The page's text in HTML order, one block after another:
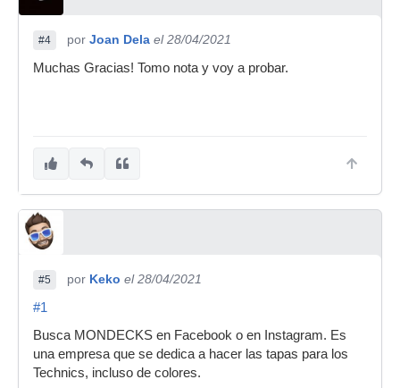
#4 por Joan Dela el 28/04/2021
Muchas Gracias! Tomo nota y voy a probar.
#5 por Keko el 28/04/2021
#1
Busca MONDECKS en Facebook o en Instagram. Es
una empresa que se dedica a hacer las tapas para los
Technics, incluso de colores.